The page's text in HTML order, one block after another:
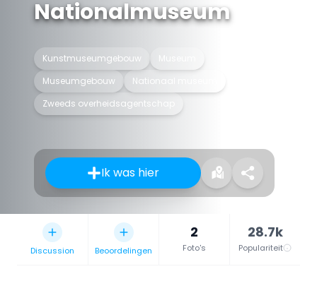
Nationalmuseum
Kunstmuseumgebouw
Museumgebouw
Nationaal museum
Zweeds overheidsagentschap
Ik was hier
Discussion Beoordelingen
2
Foto's
28.7k
Populariteit